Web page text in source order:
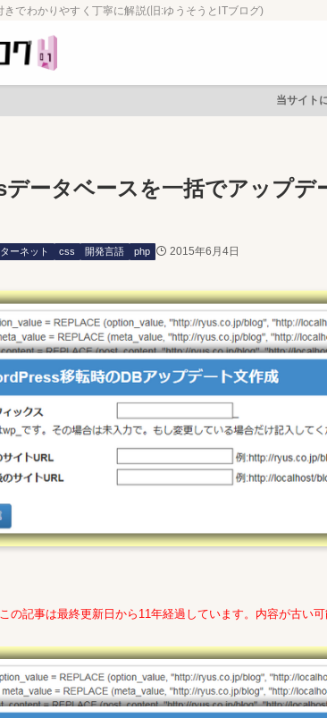
でわかりやすく丁寧に解説(旧:ゆうそうとITブログ)
当サイト
ータベースを一括でアップデ
ーネット css 開発言語 php 2015年6月4日
この記事は最終更新日から11年経過しています。内容が古い可